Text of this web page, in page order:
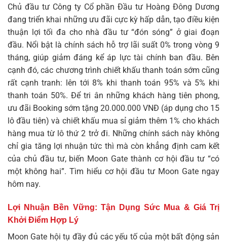
Chủ đầu tư Công ty Cổ phần Đầu tư Hoàng Đông Dương
đang triển khai những ưu đãi cực kỳ hấp dẫn, tạo điều kiện
thuận lợi tối đa cho nhà đầu tư “đón sóng” ở giai đoạn
đầu. Nổi bật là chính sách hỗ trợ lãi suất 0% trong vòng 9
tháng, giúp giảm đáng kể áp lực tài chính ban đầu. Bên
cạnh đó, các chương trình chiết khấu thanh toán sớm cũng
rất cạnh tranh: lên tới 8% khi thanh toán 95% và 5% khi
thanh toán 50%. Để tri ân những khách hàng tiên phong,
ưu đãi Booking sớm tặng 20.000.000 VNĐ (áp dụng cho 15
lô đầu tiên) và chiết khấu mua sỉ giảm thêm 1% cho khách
hàng mua từ lô thứ 2 trở đi. Những chính sách này không
chỉ gia tăng lợi nhuận tức thì mà còn khẳng định cam kết
của chủ đầu tư, biến Moon Gate thành cơ hội đầu tư “có
một không hai”. Tìm hiểu cơ hộiđầu tư Moon Gate ngay
hôm nay.
Lợi Nhuận Bền Vững: Tận Dụng Sức Mua & Giá Trị
Khởi Điểm Hợp Lý
Moon Gate hội tụ đầy đủ các yếu tố của một bất động sản